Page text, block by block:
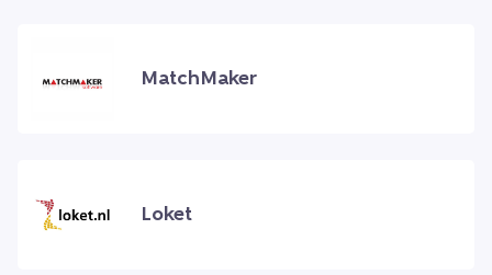
MatchMaker
Loket